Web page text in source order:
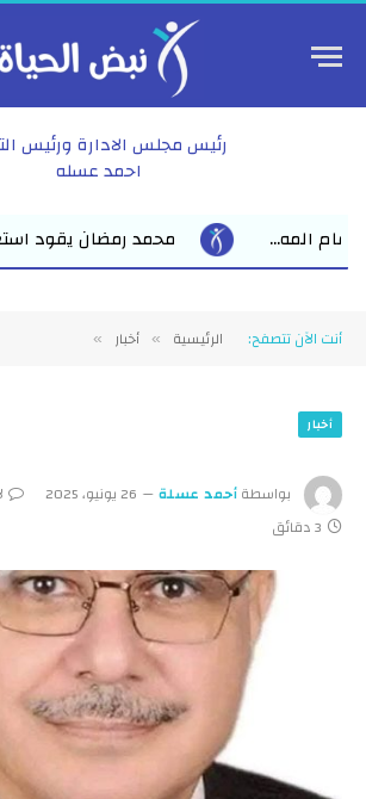
رئيس مجلس الادارة ورئيس
احمد عسله
استعدادات مبكرة للعام الدراسي الجديد
أنت الآن تتصفح: الرئيسية » أخبار »
أخبار
بواسطةأحمد عسلة 26 يونيو، 2025
3 دقائق